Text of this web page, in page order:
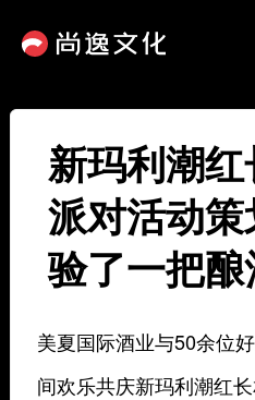
新玛利潮
派对活动
验了一把
美夏国际酒业与50余位
间欢乐共庆新玛利潮红